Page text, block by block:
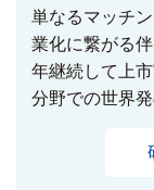
単なるマッチ
業化に繋がる
年継続して上
分野での世界